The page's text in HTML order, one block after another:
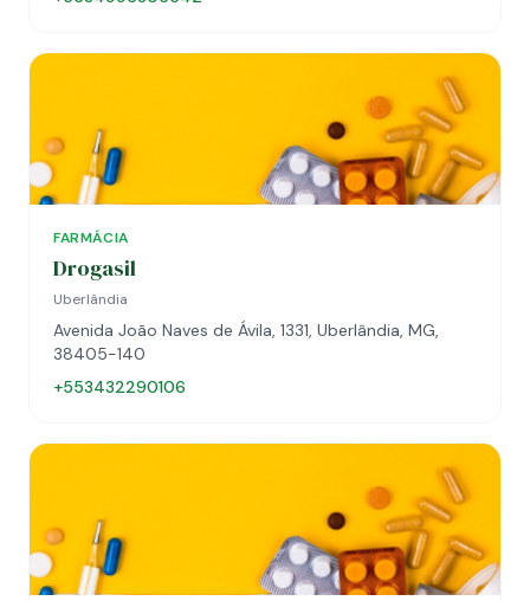
FARMÁCIA
Drogasil
Uberlândia
Avenida João Naves de Ávila, 1331, Uberlândia, MG,
38405-140
+553432290106